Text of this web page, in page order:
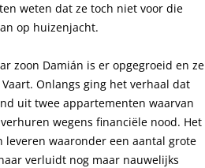
weten dat ze toch niet voor die
op huizenjacht.
zoon Damián is er opgegroeid en ze
Onlangs ging het verhaal dat
uit twee appartementen waarvan
wegens financiële nood. Het
waaronder een aantal grote
verluidt nog maar nauwelijks